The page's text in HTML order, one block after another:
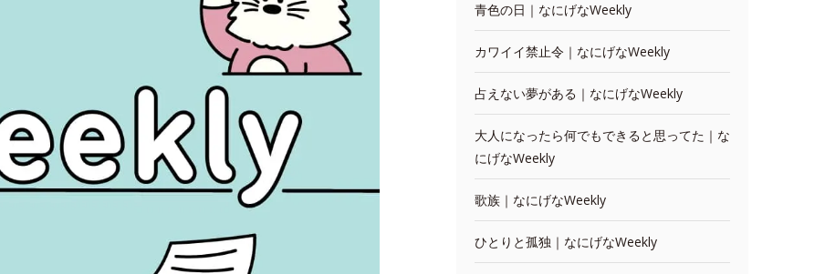
青色の日｜なにげなWeekly
カワイイ禁止令｜なにげなWeekly
占えない夢がある｜なにげなWeekly
大人になったら何でもできると思ってた｜な
にげなWeekly
歌族｜なにげなWeekly
ひとりと孤独｜なにげなWeekly